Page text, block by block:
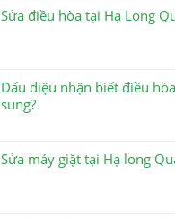
Sửa điều hòa tại Hạ Long
Dấu diệu nhận biết điều
sung?
Sửa máy giặt tại Hạ long